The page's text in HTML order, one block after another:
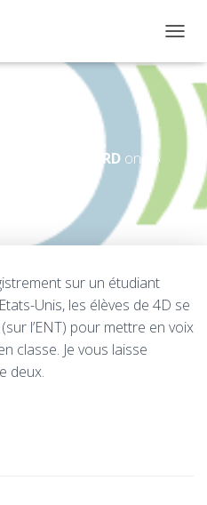
É
L
A
N
I
O
aloud! 4D
BRODARDon
15
sur un étudiant
Unis, les élèves de 4D se
l’ENT) pour mettre en voix
classe. Je vous laisse
deux.